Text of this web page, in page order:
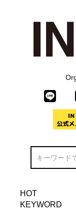
HOT
KEYWORD